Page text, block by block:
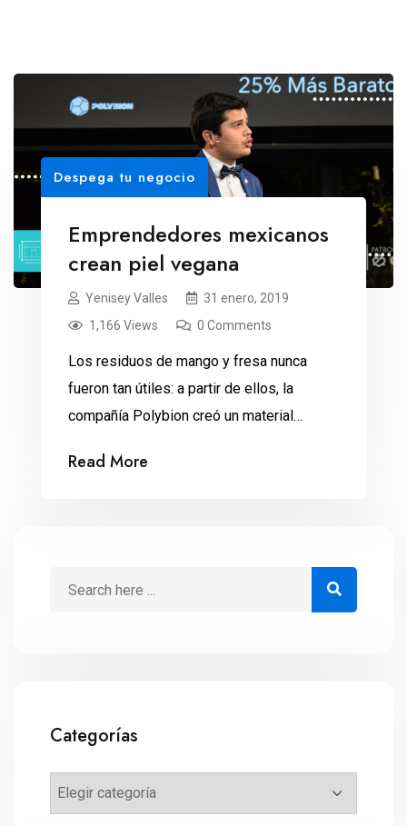
Despega tu negocio
Emprendedores mexicanos
crean piel vegana
Yenisey Valles
31 enero, 2019
1,166 Views
0 Comments
Los residuos de mango y fresa nunca
fueron tan útiles: a partir de ellos, la
compañía Polybion creó un material
desechos frutales, la empresa de los
Read More
Categorías